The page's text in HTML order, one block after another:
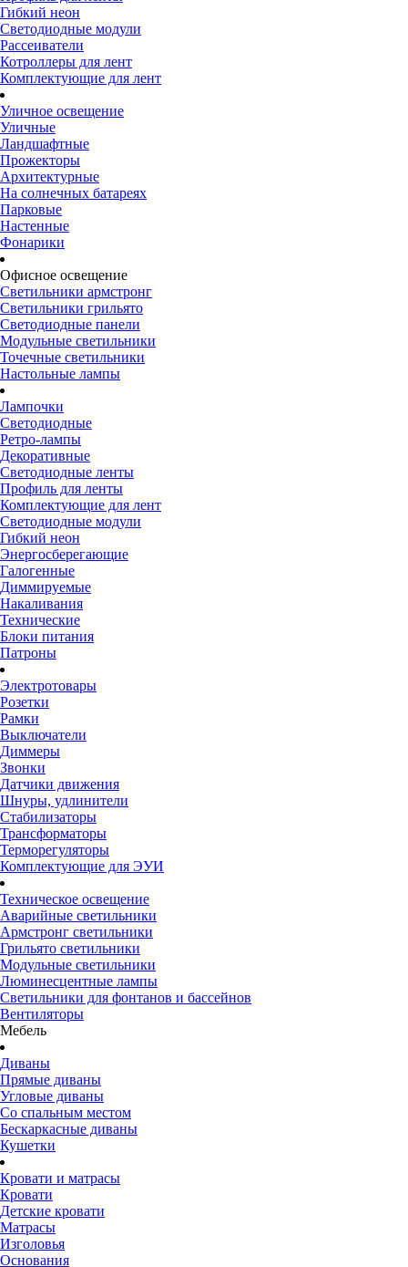
Гибкий неон
Светодиодные модули
Рассеиватели
Котроллеры для лент
Комплектующие для лент
Уличное освещение
Уличные
Ландшафтные
Прожекторы
Архитектурные
На солнечных батареях
Парковые
Настенные
Фонарики
Офисное освещение
Светильники армстронг
Светильники грильято
Светодиодные панели
Модульные светильники
Точечные светильники
Настольные лампы
Лампочки
Светодиодные
Ретро-лампы
Декоративные
Светодиодные ленты
Профиль для ленты
Комплектующие для лент
Светодиодные модули
Гибкий неон
Энергосберегающие
Галогенные
Диммируемые
Накаливания
Технические
Блоки питания
Патроны
Электротовары
Розетки
Рамки
Выключатели
Диммеры
Звонки
Датчики движения
Шнуры, удлинители
Стабилизаторы
Трансформаторы
Терморегуляторы
Комплектующие для ЭУИ
Техническое освещение
Аварийные светильники
Армстронг светильники
Грильято светильники
Модульные светильники
Люминесцентные лампы
Светильники для фонтанов и бассейнов
Вентиляторы
Мебель
Диваны
Прямые диваны
Угловые диваны
Со спальным местом
Бескаркасные диваны
Кушетки
Кровати и матрасы
Кровати
Детские кровати
Матрасы
Изголовья
Основания